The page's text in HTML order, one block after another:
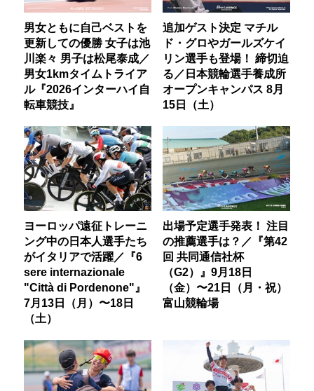
男女ともに自己ベストを
更新しての優勝 女子は池
川楽々 男子は松尾泰成／
男女1kmタイムトライア
ル『2026インターハイ自
転車競技』
追加ゲスト決定 マチル
ド・グロやガールズケイ
リン選手も登場！ 締切迫
る／日本競輪選手養成所
オープンキャンパス 8月
15日（土）
ヨーロッパ遠征トレーニ
ング中の日本人選手たち
がイタリアで活躍／『6
sere internazionale
"Città di Pordenone"』
7月13日（月）〜18日
（土）
出場予定選手発表！ 注目
の推薦選手は？／『第42
回 共同通信社杯
（G2）』9月18日
（金）〜21日（月・祝）
富山競輪場